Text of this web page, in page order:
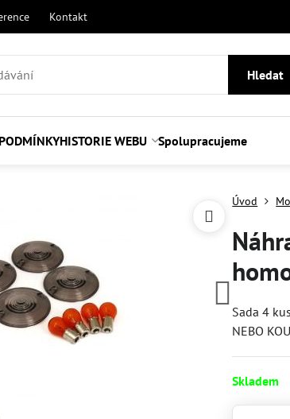
Kontakt
Hledat
HISTORIE WEBU Spolupracujeme
Úvod
Sada 4
NEBO
Skladem